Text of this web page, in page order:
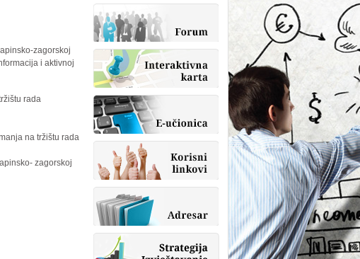
zagorskoj
i aktivnoj
rada
na tržištu rada
zagorskoj